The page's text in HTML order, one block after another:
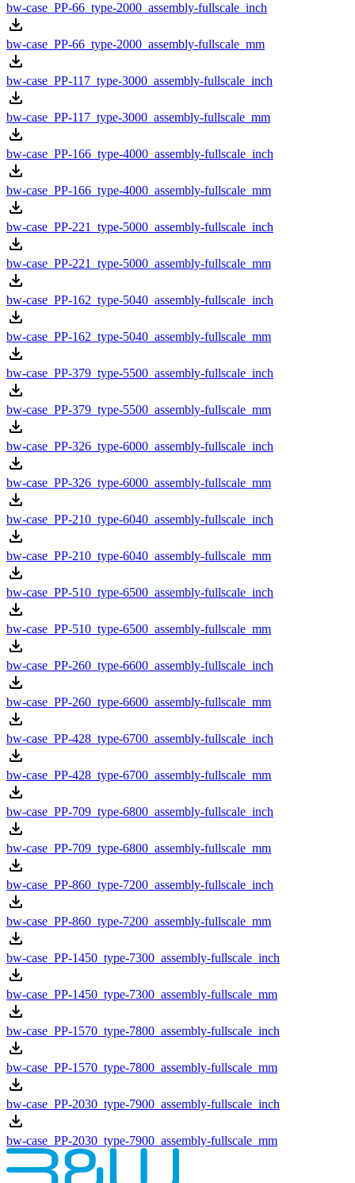
bw-case_PP-66_type-2000_assembly-fullscale_inch
bw-case_PP-66_type-2000_assembly-fullscale_mm
bw-case_PP-117_type-3000_assembly-fullscale_inch
bw-case_PP-117_type-3000_assembly-fullscale_mm
bw-case_PP-166_type-4000_assembly-fullscale_inch
bw-case_PP-166_type-4000_assembly-fullscale_mm
bw-case_PP-221_type-5000_assembly-fullscale_inch
bw-case_PP-221_type-5000_assembly-fullscale_mm
bw-case_PP-162_type-5040_assembly-fullscale_inch
bw-case_PP-162_type-5040_assembly-fullscale_mm
bw-case_PP-379_type-5500_assembly-fullscale_inch
bw-case_PP-379_type-5500_assembly-fullscale_mm
bw-case_PP-326_type-6000_assembly-fullscale_inch
bw-case_PP-326_type-6000_assembly-fullscale_mm
bw-case_PP-210_type-6040_assembly-fullscale_inch
bw-case_PP-210_type-6040_assembly-fullscale_mm
bw-case_PP-510_type-6500_assembly-fullscale_inch
bw-case_PP-510_type-6500_assembly-fullscale_mm
bw-case_PP-260_type-6600_assembly-fullscale_inch
bw-case_PP-260_type-6600_assembly-fullscale_mm
bw-case_PP-428_type-6700_assembly-fullscale_inch
bw-case_PP-428_type-6700_assembly-fullscale_mm
bw-case_PP-709_type-6800_assembly-fullscale_inch
bw-case_PP-709_type-6800_assembly-fullscale_mm
bw-case_PP-860_type-7200_assembly-fullscale_inch
bw-case_PP-860_type-7200_assembly-fullscale_mm
bw-case_PP-1450_type-7300_assembly-fullscale_inch
bw-case_PP-1450_type-7300_assembly-fullscale_mm
bw-case_PP-1570_type-7800_assembly-fullscale_inch
bw-case_PP-1570_type-7800_assembly-fullscale_mm
bw-case_PP-2030_type-7900_assembly-fullscale_inch
bw-case_PP-2030_type-7900_assembly-fullscale_mm